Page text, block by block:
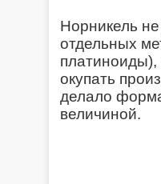
Норникель
отдельных
окупать
делало
величиной.